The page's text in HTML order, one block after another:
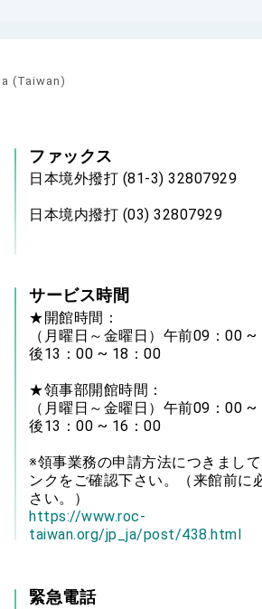
(Taiwan)
ファックス
日本境外撥打 (81-3) 32807929
日本境内撥打 (03) 32807929
サービス時間
★開館時間：
（月曜日～金曜日）午前09：00
後13：00 ~ 18：00
★領事部開館時間：
（月曜日～金曜日）午前09：00
後13：00 ~ 16：00
※領事業務の申請方法につきまし
ンクをご確認下さい。（来館前に
さい。）
https://www.roc-
taiwan.org/jp_ja/post/438.html
緊急電話